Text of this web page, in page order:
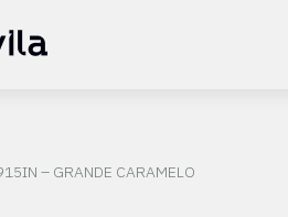
– GRANDE CARAMELO